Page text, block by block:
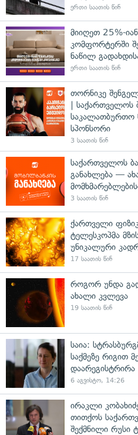
ერთი საათის წინ
მიიღეთ 25%-
კომფორტერში
ნაწილ
ერთი საათის წინ
თორნიკე
| საქართველოს
საკალათბურთო
სპონსორი
3 საათის წინ
საქართველოს
განახლება —
3 საათის წინ
ქართველი
ტელესკოპმა
უნიკალური
17 საათის წინ
როგორ უნდა
ახალი კვლევა
19 საათის წინ
საია:
საქმეზე რიგით
დაარეგისტრირა
6 აგვისტო, 14:26
ირაკლი
თითქოს
შექმნილი რუსი